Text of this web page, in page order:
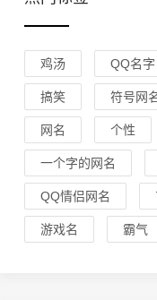
鸡汤 QQ名字
搞笑 符号网
网名 个性
一个字的网名
QQ情侣网名
游戏名 霸气